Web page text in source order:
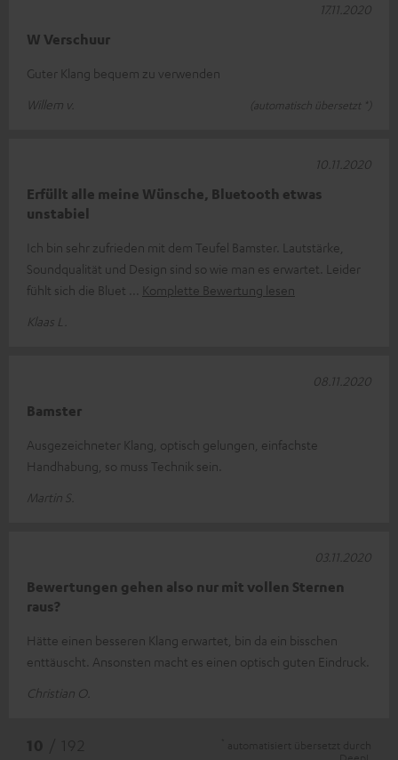
W Verschuur
Guter Klang bequem zu verwenden
Willem v.
(automatisch übersetzt *)
17.11.2020
Erfüllt alle meine Wünsche, Bluetooth etwas
unstabiel
Ich bin sehr zufrieden mit dem Teufel Bamster. Lautstärke,
Soundqualität und Design sind so wie man es erwartet. Leider
fühlt sich die Bluet
Komplette Bewertung lesen
Klaas L.
10.11.2020
Bamster
Ausgezeichneter Klang, optisch gelungen, einfachste
Handhabung, so muss Technik sein.
Martin S.
08.11.2020
Bewertungen gehen also nur mit vollen Sternen
raus?
Hätte einen besseren Klang erwartet, bin da ein bisschen
enttäuscht. Ansonsten macht es einen optisch guten Eindruck.
Christian O.
03.11.2020